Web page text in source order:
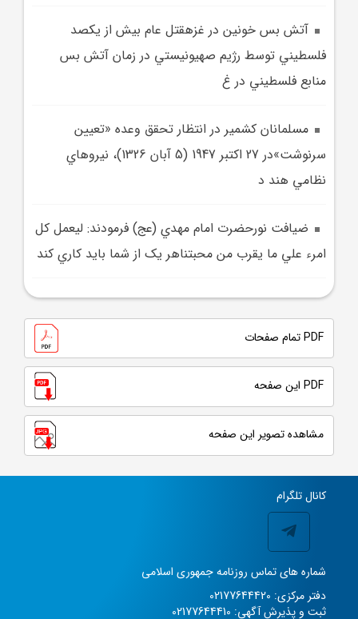
آتش بس خونين در غزهقتل عام بيش از يکصد
فلسطيني توسط رژيم صهيونيستي در زمان آتش بس
منابع فلسطيني در غ
مسلمانان کشمير در انتظار تحقق وعده «تعيين
سرنوشت»در 27 اکتبر 1947 (5 آبان 1326)، نيروهاي
نظامي هند د
ضيافت نورحضرت امام مهدي (عج) فرمودند: لیعمل کل
امرء علي ما يقرب من محبتناهر يک از شما بايد کاري کند
PDF تمام صفحات
PDF این صفحه
مشاهده تصویر این صفحه
کانال تلگرام
شماره های تماس روزنامه جمهوری اسلامی
دفتر مرکزی: 02177644420
ثبت و پذیرش آگهی: 02177644410